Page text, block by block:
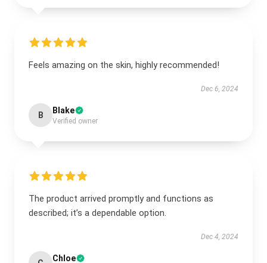
Feels amazing on the skin, highly recommended!
Dec 6, 2024
B Blake
Verified owner
The product arrived promptly and functions as
described; it’s a dependable option.
Dec 4, 2024
Chloe